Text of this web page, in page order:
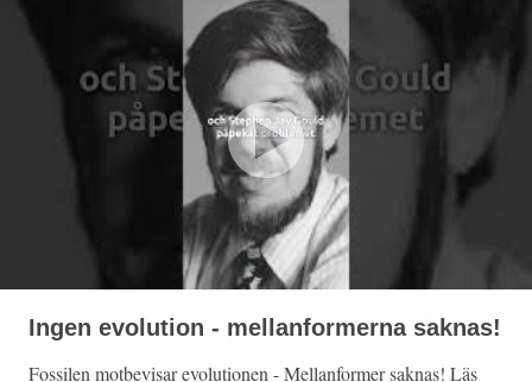
Ingen evolution - mellanformerna saknas!
Fossilen motbevisar evolutionen - Mellanformer saknas! Läs